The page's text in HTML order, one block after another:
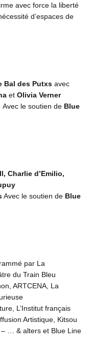
avec force la liberté
d’espaces de
Bal des Putxs avec
et Olivia Verner
Avec le soutien de Blue
Charlie d’Emilio,
Avec le soutien de Blue
par La
du Train Bleu
ARTCENA, La
L’Institut français
Artistique, Kitsou
– … & alters et Blue Line